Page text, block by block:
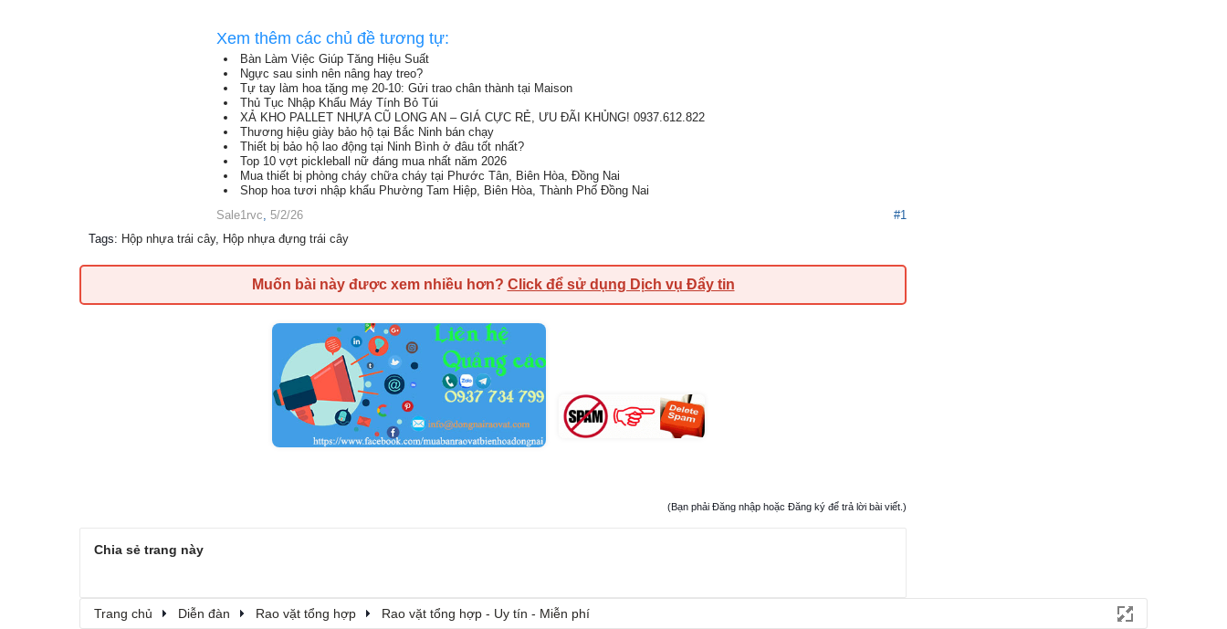
Xem thêm các chủ đề tương tự:
Bàn Làm Việc Giúp Tăng Hiệu Suất
Ngực sau sinh nên nâng hay treo?
Tự tay làm hoa tặng mẹ 20-10: Gửi trao chân thành tại Maison
Thủ Tục Nhập Khẩu Máy Tính Bỏ Túi
XẢ KHO PALLET NHỰA CŨ LONG AN – GIÁ CỰC RẺ, ƯU ĐÃI KHỦNG! 0937.612.822
Thương hiệu giày bảo hộ tại Bắc Ninh bán chạy
Thiết bị bảo hộ lao động tại Ninh Bình ở đâu tốt nhất?
Top 10 vợt pickleball nữ đáng mua nhất năm 2026
Mua thiết bị phòng cháy chữa cháy tại Phước Tân, Biên Hòa, Đồng Nai
Shop hoa tươi nhập khẩu Phường Tam Hiệp, Biên Hòa, Thành Phố Đồng Nai
Sale1rvc, 5/2/26
#1
Tags: Hộp nhựa trái cây, Hộp nhựa đựng trái cây
Muốn bài này được xem nhiều hơn? Click để sử dụng Dịch vụ Đẩy tin
(Bạn phải Đăng nhập hoặc Đăng ký để trả lời bài viết.)
Chia sẻ trang này
Trang chủ Diễn đàn Rao vặt tổng hợp Rao vặt tổng hợp - Uy tín - Miễn phí